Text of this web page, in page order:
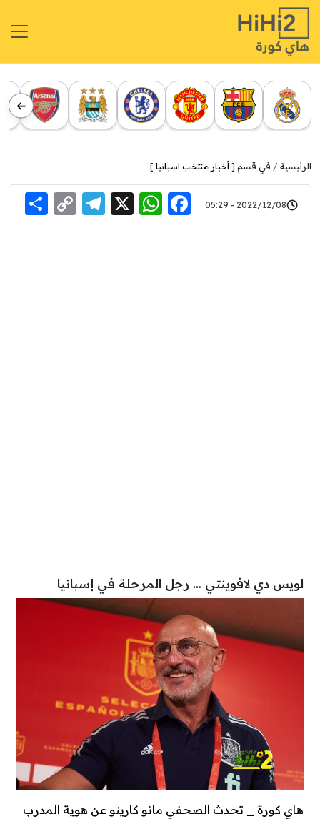
الرئيسية في قسم [ أخبار منتخب اسبانيا ]
2022/12/08 - 05:29
Facebook
WhatsApp
X
Link
لويس دي لافوينتي … رجل المرحلة في إسبانيا
هاي كورة _ تحدث الصحفي مانو كارينو عن هوية المدرب